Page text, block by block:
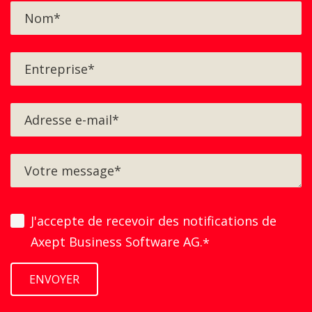
geführt: Gewünschtes Kassenbuch
wählen: Nun werden die letzten
Neuer Eintrag» wird eine neue Buchung
erstellt: Bei der Buchung muss die
vollständige Kontierung mitgegeben
werden. Ist die Buchung abgespeichert
worden, kann diese nochmals angeklickt
und ein Dokument hochgeladen werden:
Beim Verbuchen in die FIBU wird dieses
Dokument ins Dossier der Buchung
abgespeichert. Quittung drucken Soll
eine Quittung gedruckt werden? Auch
das ist kein Problem. Mit dem Klick auf
die drei Punkte am rechten Rand der
J'accepte de recevoir des notifications de
Axept Business Software AG.*